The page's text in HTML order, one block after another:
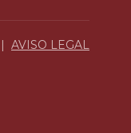
| AVISO LEGAL